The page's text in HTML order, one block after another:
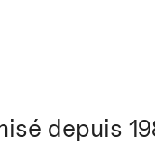
depuis